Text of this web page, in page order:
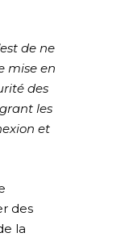
de ne
mise en
des
les
et
des
la